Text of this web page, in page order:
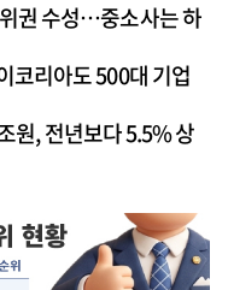
권 수성…중소사는 하
코리아도 500대 기업
원, 전년보다 5.5% 상